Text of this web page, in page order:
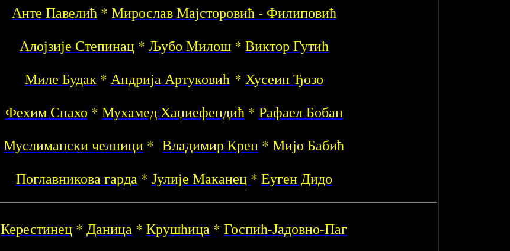
Анте Павелић* Мирослав Мајсторовић - Филиповић
Алојзије Степинац* Љубо Милош* Виктор Гутић
Миле Будак* Андрија Артуковић* Хусеин Ђозо
Фехим Спахо * Мухамед Хаџиефендић* Рафаел Бобан
Муслимански челници * Владимир Крен * Мијо Бабић
Поглавникова гарда* Јулије Маканец * Еуген Дидо
Керестинец * Даница * Крушћица * Госпић-Јадовно-Паг